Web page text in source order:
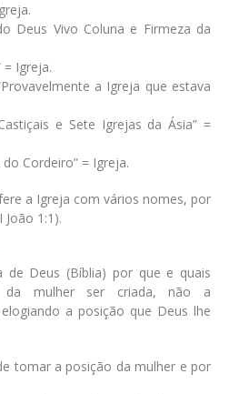
Deus Vivo Coluna e Firmeza da
= Igreja.
a Igreja que estava
e Sete Igrejas da Ásia” =
Cordeiro” = Igreja.
a Igreja com vários nomes, por
João 1:1).
de Deus (Bíblia) por que e quais
da mulher ser criada, não a
a posição que Deus lhe
tomar a posição da mulher e por